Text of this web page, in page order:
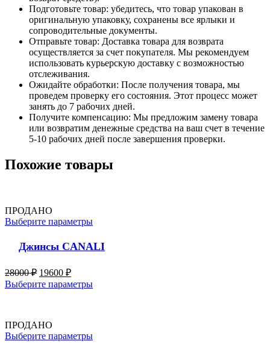
Подготовьте товар: убедитесь, что товар упакован в
оригинальную упаковку, сохранены все ярлыки и
сопроводительные документы.
Отправьте товар: Доставка товара для возврата
осуществляется за счет покупателя. Мы рекомендуем
использовать курьерскую доставку с возможностью
отслеживания.
Ожидайте обработки: После получения товара, мы
проведем проверку его состояния. Этот процесс может
занять до 7 рабочих дней.
Получите компенсацию: Мы предложим замену товара
или возвратим денежные средства на ваш счет в течение
5-10 рабочих дней после завершения проверки.
Похожие товары
ПРОДАНО
Выберите параметры
Джинсы CANALI
28000₽ 19600 ₽
Выберите параметры
ПРОДАНО
Выберите параметры